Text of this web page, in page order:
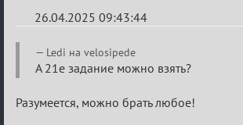
26.04.2025 09:43:44
Re:
Sweet
Ledi на velosipede
А 21е задание можно взять?
Разумеется, можно брать любое!